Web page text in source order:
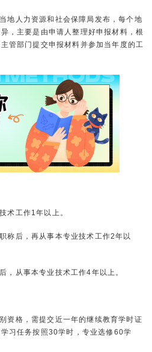
地人力资源和社会保障局发布，每个地
，主要是由申请人整理好申报材料，根
管部门提交申报材料并参加当年度的工
术工作1年以上。
称后，再从事本专业技术工作2年以
，从事本专业技术工作4年以上。
资格，需提交近一年的继续教育学时证
习任务按照30学时，专业选修60学